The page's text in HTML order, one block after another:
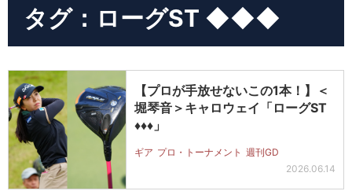
タグ：ローグST ◆◆◆
【プロが手放せないこの1本！】＜
堀琴音＞キャロウェイ「ローグST
♦♦♦」
ギア プロ・トーナメント 週刊GD
2026.06.14